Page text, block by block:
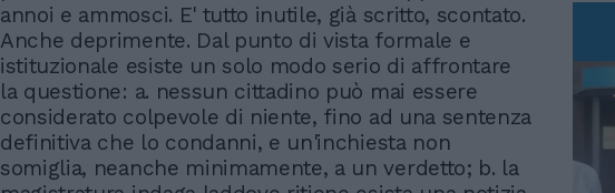
annoi e ammosci. E' tutto inutile, già scritto, scontato.
Anche deprimente. Dal punto di vista formale e
istituzionale esiste un solo modo serio di affrontare
la questione: a. nessun cittadino può mai essere
considerato colpevole di niente, fino ad una sentenza
definitiva che lo condanni, e un'inchiesta non
somiglia, neanche minimamente, a un verdetto; b. la